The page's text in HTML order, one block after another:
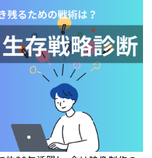
知らせ
ながる×メディア